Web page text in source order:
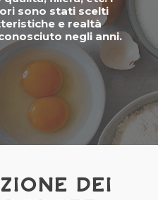
sono stati scelti
e realtà
negli anni.
DEI